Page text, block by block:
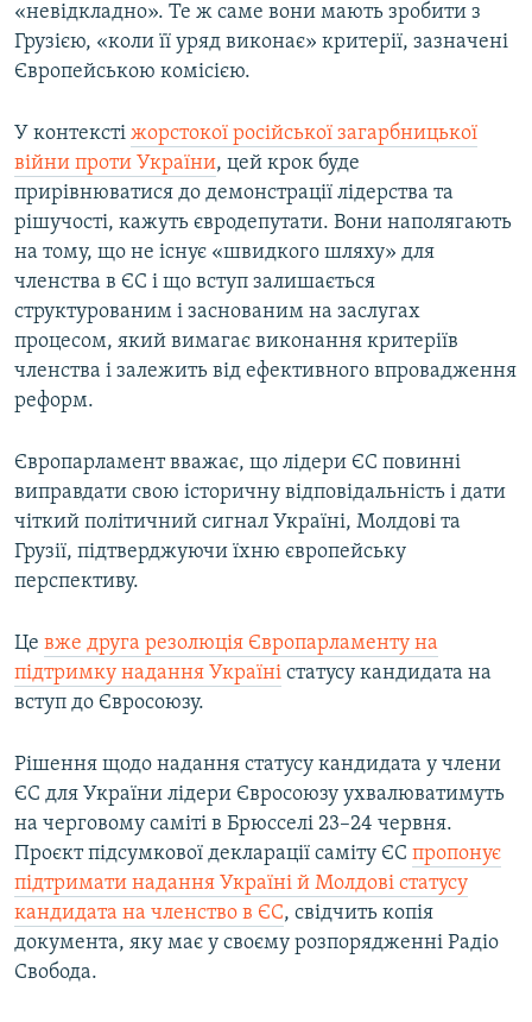
«невідкладно». Те ж саме вони мають зробити з
Грузією, «коли її уряд виконає» критерії, зазначені
Європейською комісією.
У контексті жорстокої російської загарбницької
війни проти України, цей крок буде
прирівнюватися до демонстрації лідерства та
рішучості, кажуть євродепутати. Вони наполягають
на тому, що не існує «швидкого шляху» для
членства в ЄС і що вступ залишається
структурованим і заснованим на заслугах
процесом, який вимагає виконання критеріїв
членства і залежить від ефективного впровадження
реформ.
Європарламент вважає, що лідери ЄС повинні
виправдати свою історичну відповідальність і дати
чіткий політичний сигнал Україні, Молдові та
Грузії, підтверджуючи їхню європейську
перспективу.
Це вже друга резолюція Європарламенту на
підтримку надання Україні статусу кандидата на
вступ до Євросоюзу.
Рішення щодо надання статусу кандидата у члени
ЄС для України лідери Євросоюзу ухвалюватимуть
на черговому саміті в Брюсселі 23–24 червня.
Проєкт підсумкової декларації саміту ЄС пропонує
підтримати надання Україні й Молдові статусу
кандидата на членство в ЄС, свідчить копія
документа, яку має у своєму розпорядженні Радіо
Свобода.